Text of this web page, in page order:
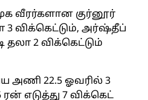
வீரர்களான குர்னூர்
3 விக்கெட்டும், அர்ஷ்தீப்
தலா 2 விக்கெட்டும்
அணி 22.5 ஓவரில் 3
ரன் எடுத்து 7 விக்கெட்